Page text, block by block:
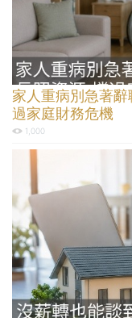
家人重病別急著
過家庭財務危機
1,000